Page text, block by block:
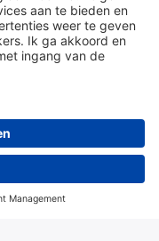
Colofon